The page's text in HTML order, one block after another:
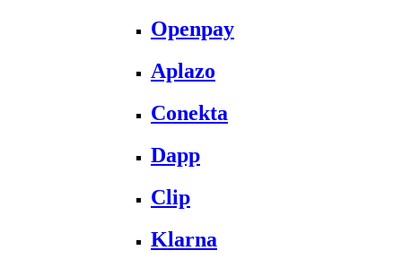
Openpay
Aplazo
Conekta
Dapp
Clip
Klarna